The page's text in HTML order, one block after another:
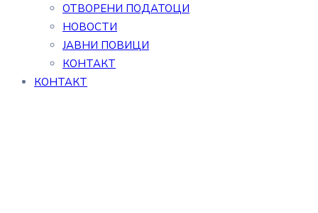
ОТВОРЕНИ ПОДАТОЦИ
НОВОСТИ
ЈАВНИ ПОВИЦИ
КОНТАКТ
КОНТАКТ